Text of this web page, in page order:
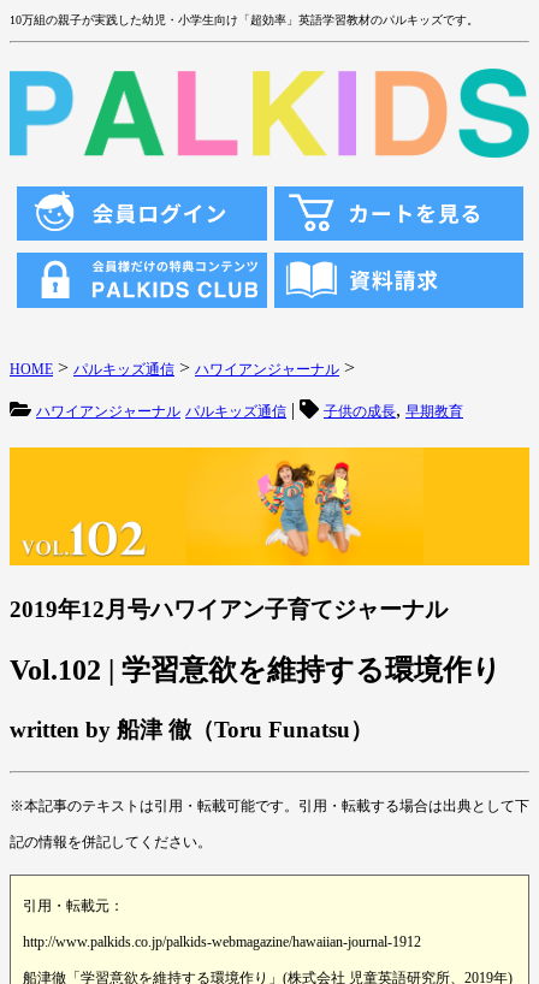
10万組の親子が実践した幼児・小学生向け「超効率」英語学習教材のパルキッズです。
HOME > パルキッズ通信 > ハワイアンジャーナル >
ハワイアンジャーナル パルキッズ通信 | 子供の成長, 早期教育
2019年12月号ハワイアン子育てジャーナル
Vol.102 | 学習意欲を維持する環境作り
written by 船津 徹（Toru Funatsu）
※本記事のテキストは引用・転載可能です。引用・転載する場合は出典として下
記の情報を併記してください。
引用・転載元：
http://www.palkids.co.jp/palkids-webmagazine/hawaiian-journal-1912
船津徹「学習意欲を維持する環境作り」(株式会社 児童英語研究所、2019年)